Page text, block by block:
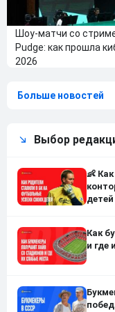
Шоу-матчи со
Pudge: как прошла
2026
Больше новостей
Выбор
👶
Как
и где